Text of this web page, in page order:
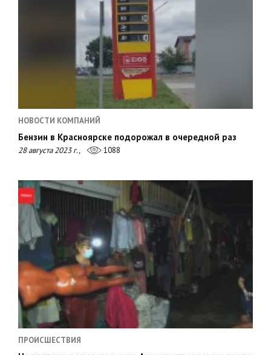
НОВОСТИ КОМПАНИЙ
Бензин в Красноярске подорожал в очередной раз
28 августа 2023 г., 1088
ПРОИСШЕСТВИЯ